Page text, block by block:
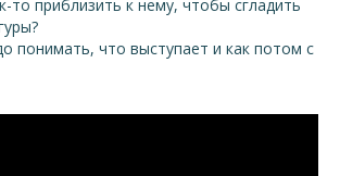
то приблизить к нему, чтобы сгладить
понимать, что выступает и как потом с